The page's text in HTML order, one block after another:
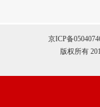
京ICP备
版权所有